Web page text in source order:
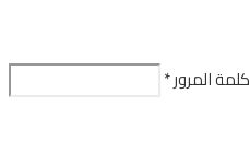
كلمة المرور*